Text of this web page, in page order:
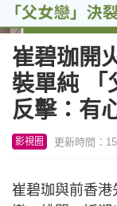
崔碧珈開
裝單純 「
反擊：有
影視圈 更新時間：
崔碧珈與前香港